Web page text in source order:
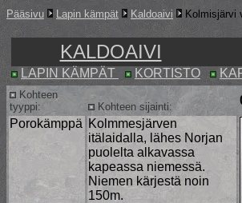
Pääsivu Lapin kämpät Kaldoaivi Kolmisjärvi
KALDOAIVI
LAPIN KÄMPÄT KORTISTO
Kohteen
tyyppi:
Kohteen sijainti:
Porokämppä Kolmmesjärven
itälaidalla, lähes Norjan
puolelta alkavassa
kapeassa niemessä.
Niemen kärjestä noin
150m.